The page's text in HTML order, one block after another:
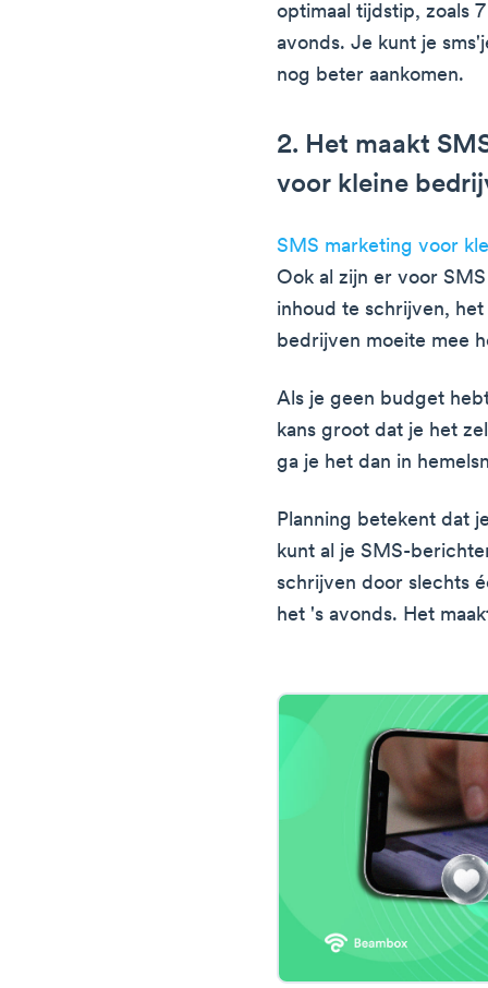
optimaal tijdstip, zoals
avonds. Je kunt je
nog beter aankomen.
2. Het maakt
voor kleine
SMS marketing voor
Ook al zijn er voor
inhoud te schrijven,
bedrijven moeite mee
Als je geen budget
kans groot dat je het
ga je het dan in
Planning betekent dat
kunt al je SMS-
schrijven door slechts
het 's avonds. Het